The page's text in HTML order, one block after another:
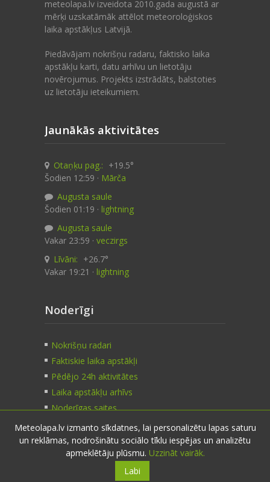
meteolapa.lv izveidota 2010.gada augustā ar
mērķi uzskatāmāk attēlot meteoroloģiskos
laika apstākļus Latvijā.
Piedāvājam nokrišņu radaru, faktisko laika
apstākļu karti, datu arhīvu un lietotāju
novērojumus. Projekts izstrādāts, balstoties
uz lietotāju ieteikumiem.
Jaunākās aktivitātes
Otaņķu pag.: +19.5°
Šodien 12:59 · Mārča
Augusta saule
Šodien 01:19 · lightning
Augusta saule
Vakar 23:59 · veczirgs
Līvāni: +26.7°
Vakar 19:21 · lightning
Noderīgi
Nokrišņu radari
Faktiskie laika apstākļi
Pēdējo 24h aktivitātes
Laika apstākļu arhīvs
Noderīgas saites
Kontakti
Meteolapa.lv izmanto sīkdatnes, lai personalizētu lapas saturu
un reklāmas, nodrošinātu sociālo tīklu iespējas un analizētu
apmeklētāju plūsmu. Uzzināt vairāk.
Labi